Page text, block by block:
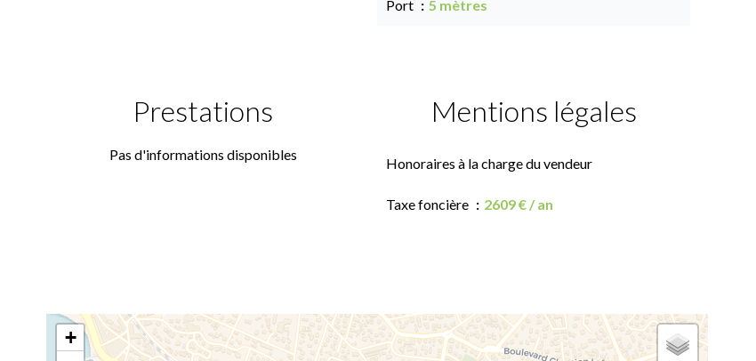
Port 5 mètres
Prestations
Pas d'informations disponibles
Mentions légales
Honoraires à la charge du vendeur
Taxe foncière 2609 € / an
+